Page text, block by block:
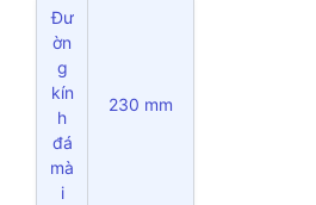
Đư
ờn
g
kín
h
đá
mà
i
230 mm